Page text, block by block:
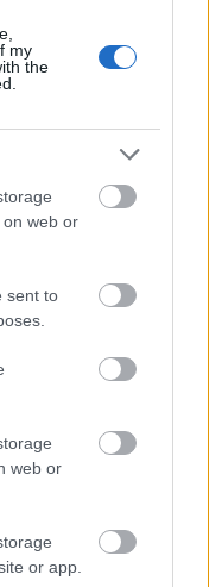
my
the
web or
sent to
web or
or app.
mellett 50,43%-
a küzdelem.
hogy a
ismert
történő használat
között a
Multiplex,
traumás stressz
betegség.